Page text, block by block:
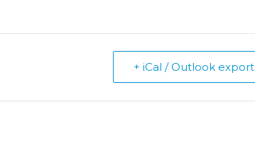
+ iCal / Outlook export